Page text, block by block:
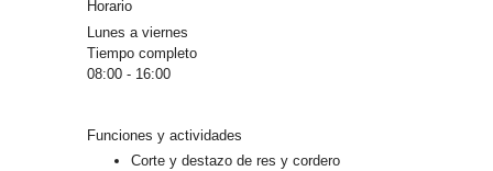
Horario
Lunes a viernes
Tiempo completo
08:00 - 16:00
Funciones y actividades
Corte y destazo de res y cordero